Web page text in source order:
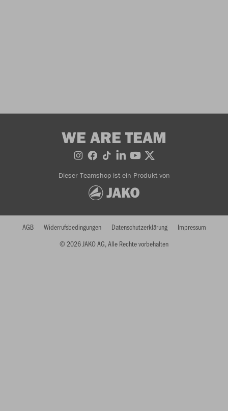
WE ARE TEAM
Dieser Teamshop ist ein Produkt von
© 2026 JAKO AG, Alle Rechte vorbehalten
AGB Widerrufsbedingungen Datenschutzerklärung Impressum